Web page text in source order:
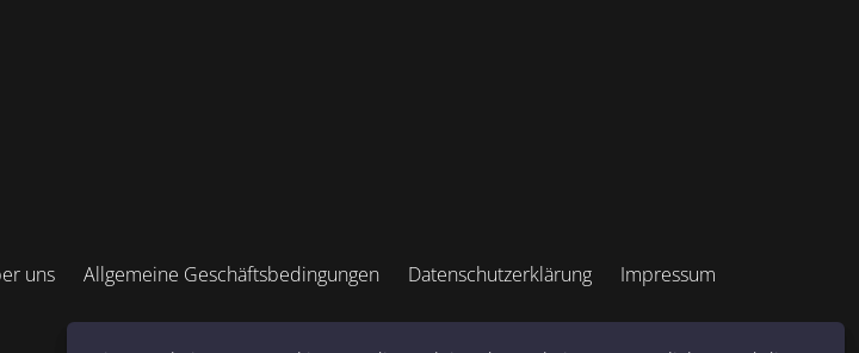
uns Allgemeine Geschäftsbedingungen Datenschutzerklärung Impressum